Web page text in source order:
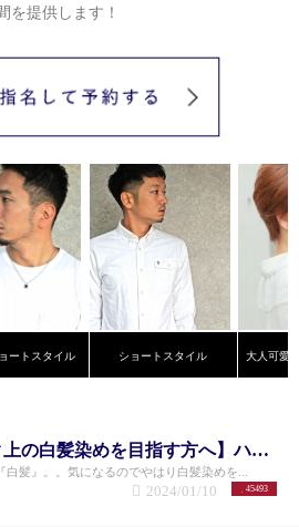
を提供します！
ートスタイル ショートスタイル
【ワンランク上の白髪染めを目指す方へ】ハイライトカラーで理想の髪色を実現！！
白髪』。。気になるのでやはり白髪染めを...
45493
2024/01/10